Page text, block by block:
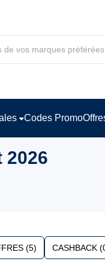
Codes Promo
2026
(5) CASHBACK